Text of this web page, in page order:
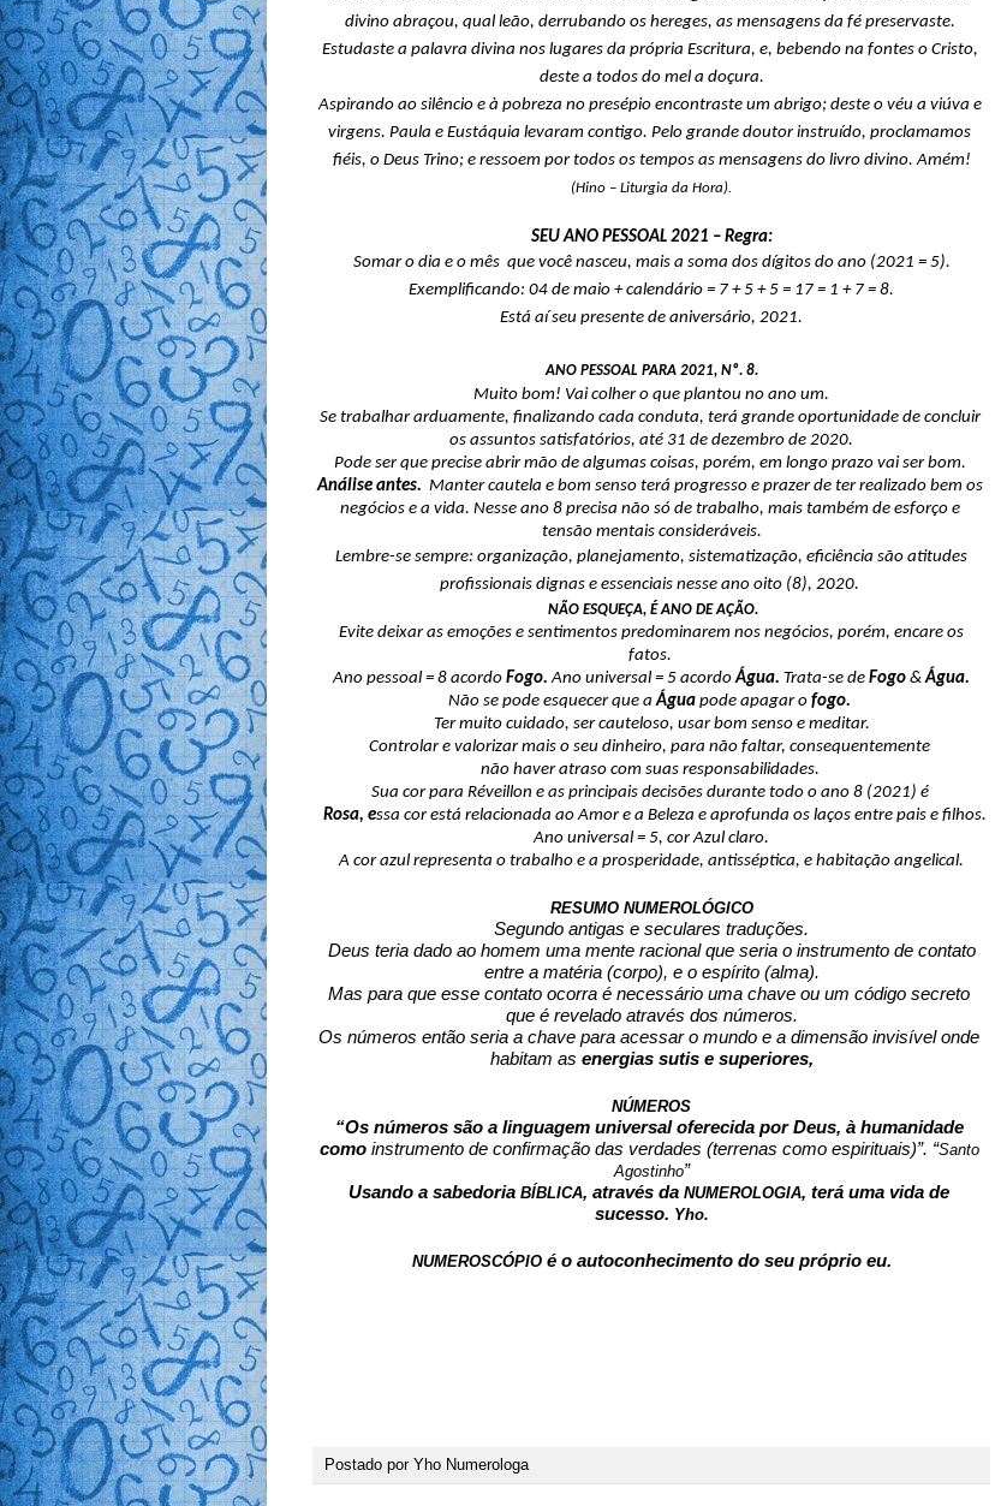
divino abraçou, qual leão, derrubando os hereges, as mensagens da fé preservaste.
Estudaste a palavra divina nos lugares da própria Escritura, e, bebendo na fontes o Cristo,
deste a todos do mel a doçura.
Aspirando ao silêncio e à pobreza no presépio encontraste um abrigo; deste o véu a viúva e
virgens. Paula e Eustáquia levaram contigo. Pelo grande doutor instruído, proclamamos
fiéis, o Deus Trino; e ressoem por todos os tempos as mensagens do livro divino. Amém!
(Hino – Liturgia da Hora).
SEU ANO PESSOAL 2021 – Regra:
Somar o dia e o mês  que você nasceu, mais a soma dos dígitos do ano (2021 = 5).
Exemplificando: 04 de maio + calendário = 7 + 5 + 5 = 17 = 1 + 7 = 8.
Está aí seu presente de aniversário, 2021.
ANO PESSOAL PARA 2021, Nº. 8.
Muito bom! Vai colher o que plantou no ano um.
Se trabalhar arduamente, finalizando cada conduta, terá grande oportunidade de concluir
os assuntos satisfatórios, até 31 de dezembro de 2020.
Pode ser que precise abrir mão de algumas coisas, porém, em longo prazo vai ser bom.
Análise antes. Manter cautela e bom senso terá progresso e prazer de ter realizado bem os
negócios e a vida. Nesse ano 8 precisa não só de trabalho, mais também de esforço e
tensão mentais consideráveis.
Lembre-se sempre: organização, planejamento, sistematização, eficiência são atitudes
profissionais dignas e essenciais nesse ano oito (8), 2020.
NÃO ESQUEÇA, É ANO DE AÇÃO.
Evite deixar as emoções e sentimentos predominarem nos negócios, porém, encare os
fatos.
Ano pessoal = 8 acordo Fogo. Ano universal = 5 acordo Água. Trata-se de Fogo & Água.
Não se pode esquecer que a Água pode apagar o fogo.
Ter muito cuidado, ser cauteloso, usar bom senso e meditar.
Controlar e valorizar mais o seu dinheiro, para não faltar, consequentemente
não haver atraso com suas responsabilidades.
Sua cor para Réveillon e as principais decisões durante todo o ano 8 (2021) é
Rosa, essa cor está relacionada ao Amor e a Beleza e aprofunda os laços entre pais e filhos.
Ano universal = 5, cor Azul claro.
A cor azul representa o trabalho e a prosperidade, antisséptica, e habitação angelical.
RESUMO NUMEROLÓGICO
Segundo antigas e seculares traduções.
Deus teria dado ao homem uma mente racional que seria o instrumento de contato
entre a matéria (corpo), e o espírito (alma).
Mas para que esse contato ocorra é necessário uma chave ou um código secreto
que é revelado através dos números.
Os números então seria a chave para acessar o mundo e a dimensão invisível onde
habitam as energias sutis e superiores,
NÚMEROS
“Os números são a linguagem universal oferecida por Deus, à humanidade
como instrumento de confirmação das verdades (terrenas como espirituais)”. “Santo
Agostinho”
Usando a sabedoria BÍBLICA, através da NUMEROLOGIA, terá uma vida de
sucesso. Yho.
NUMEROSCÓPIO é o autoconhecimento do seu próprio eu.
Postado por Yho Numerologa